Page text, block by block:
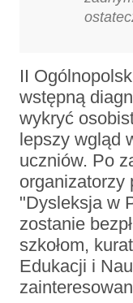
II
wstępną
wykryć
lepszy wgląd
uczniów. Po
organizatorzy
"Dysleksja w
zostanie
szkołom,
Edukacji i